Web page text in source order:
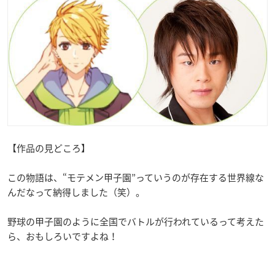
【作品の見どころ】
この物語は、“モテメン甲子園”っていうのが存在する世界線な
んだなって納得しました（笑）。
野球の甲子園のように全国でバトルが行われているって考えた
ら、おもしろいですよね！